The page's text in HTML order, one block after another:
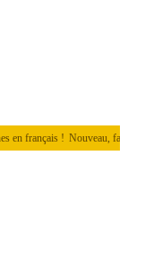
! Nouveau, faites vos